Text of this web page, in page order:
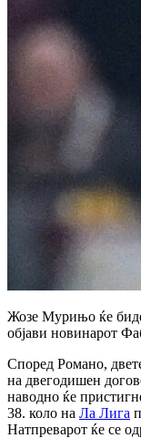
Жозе Мурињо ќе
објави новинарот
Според Романо,
на двегодишен
наводно ќе
38. коло на Ла Лига
Натпреварот ќе се